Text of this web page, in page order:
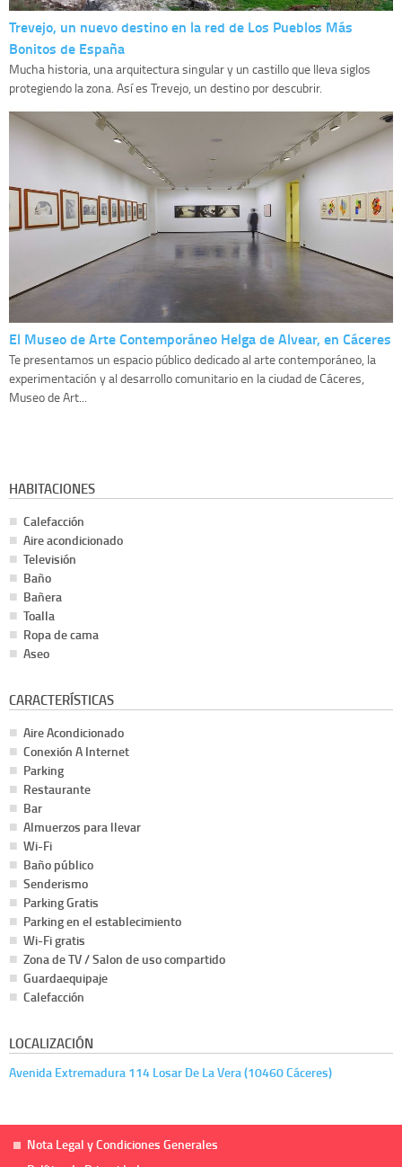
Trevejo, un nuevo destino en la red de Los Pueblos Más
Bonitos de España
Mucha historia, una arquitectura singular y un castillo que lleva siglos
protegiendo la zona. Así es Trevejo, un destino por descubrir.
El Museo de Arte Contemporáneo Helga de Alvear, en Cáceres
Te presentamos un espacio público dedicado al arte contemporáneo, la
experimentación y al desarrollo comunitario en la ciudad de Cáceres,
Museo de Art...
HABITACIONES
Calefacción
Aire acondicionado
Televisión
Baño
Bañera
Toalla
Ropa de cama
Aseo
CARACTERÍSTICAS
Aire Acondicionado
Conexión A Internet
Parking
Restaurante
Bar
Almuerzos para llevar
Wi-Fi
Baño público
Senderismo
Parking Gratis
Parking en el establecimiento
Wi-Fi gratis
Zona de TV / Salon de uso compartido
Guardaequipaje
Calefacción
LOCALIZACIÓN
Avenida Extremadura 114 Losar De La Vera (10460 Cáceres)
Nota Legal y Condiciones Generales